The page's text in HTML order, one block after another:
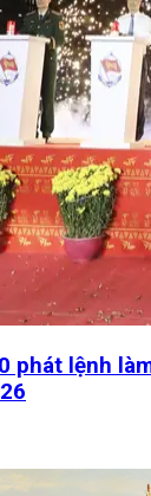
phát lệnh